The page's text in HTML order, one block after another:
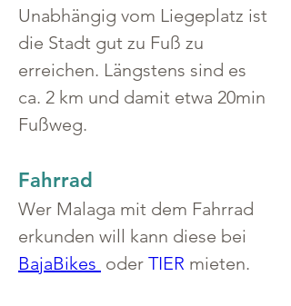
Unabhängig vom Liegeplatz ist
die Stadt gut zu Fuß zu
erreichen. Längstens sind es
ca. 2 km und damit etwa 20min
Fußweg.
Fahrrad
Wer Malaga mit dem Fahrrad
erkunden will kann diese bei
BajaBikes oder TIER mieten.